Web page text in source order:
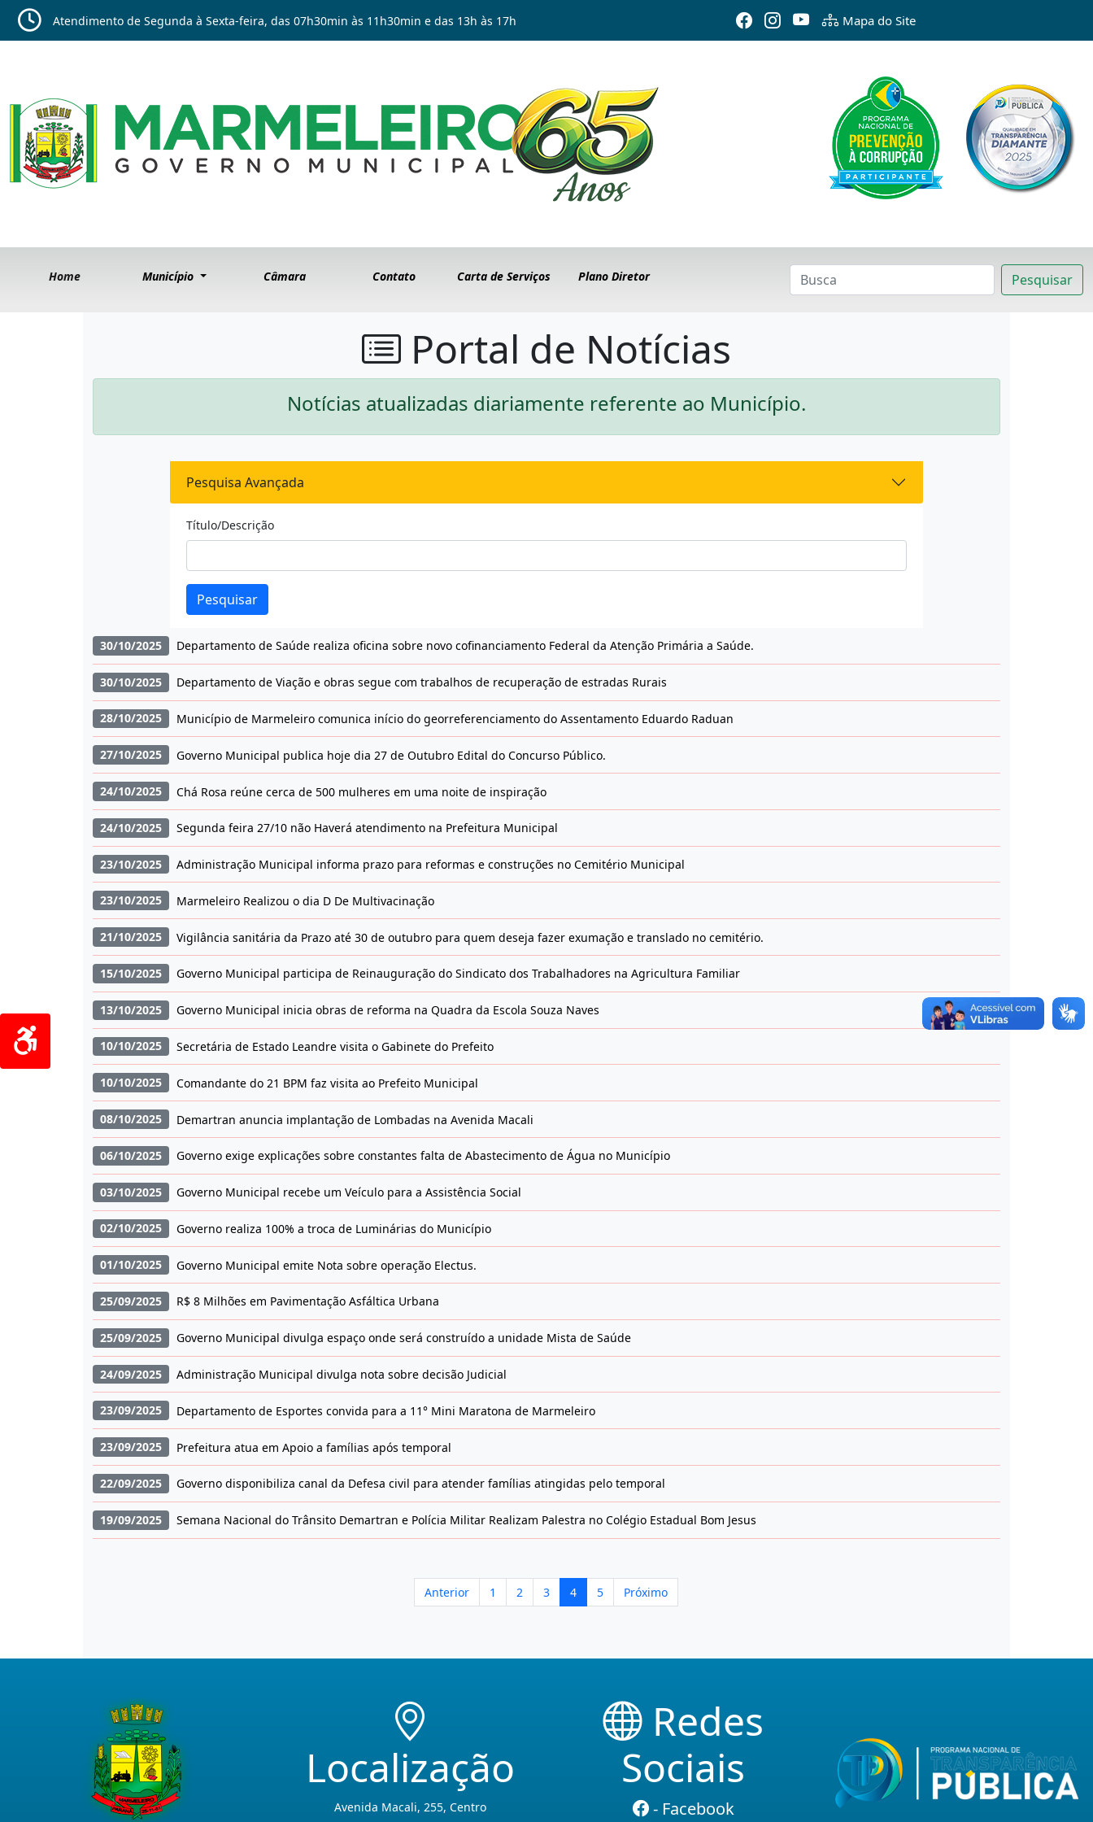
Atendimento de Segunda à Sexta-feira, das 07h30min às 11h30min e das 13h às 17h Mapa do Site
Home Município Câmara Contato Carta de Serviços Plano Diretor Pesquisar
Portal de Notícias
Notícias atualizadas diariamente referente ao Município.
Pesquisa Avançada
Título/Descrição
Pesquisar
30/10/2025 Departamento de Saúde realiza oficina sobre novo cofinanciamento Federal da Atenção Primária a Saúde.
30/10/2025 Departamento de Viação e obras segue com trabalhos de recuperação de estradas Rurais
28/10/2025 Município de Marmeleiro comunica início do georreferenciamento do Assentamento Eduardo Raduan
27/10/2025 Governo Municipal publica hoje dia 27 de Outubro Edital do Concurso Público.
24/10/2025 Chá Rosa reúne cerca de 500 mulheres em uma noite de inspiração
24/10/2025 Segunda feira 27/10 não Haverá atendimento na Prefeitura Municipal
23/10/2025 Administração Municipal informa prazo para reformas e construções no Cemitério Municipal
23/10/2025 Marmeleiro Realizou o dia D De Multivacinação
21/10/2025 Vigilância sanitária da Prazo até 30 de outubro para quem deseja fazer exumação e translado no cemitério.
15/10/2025 Governo Municipal participa de Reinauguração do Sindicato dos Trabalhadores na Agricultura Familiar
13/10/2025 Governo Municipal inicia obras de reforma na Quadra da Escola Souza Naves
10/10/2025 Secretária de Estado Leandre visita o Gabinete do Prefeito
10/10/2025 Comandante do 21 BPM faz visita ao Prefeito Municipal
08/10/2025 Demartran anuncia implantação de Lombadas na Avenida Macali
06/10/2025 Governo exige explicações sobre constantes falta de Abastecimento de Água no Município
03/10/2025 Governo Municipal recebe um Veículo para a Assistência Social
02/10/2025 Governo realiza 100% a troca de Luminárias do Município
01/10/2025 Governo Municipal emite Nota sobre operação Electus.
25/09/2025 R$ 8 Milhões em Pavimentação Asfáltica Urbana
25/09/2025 Governo Municipal divulga espaço onde será construído a unidade Mista de Saúde
24/09/2025 Administração Municipal divulga nota sobre decisão Judicial
23/09/2025 Departamento de Esportes convida para a 11° Mini Maratona de Marmeleiro
23/09/2025 Prefeitura atua em Apoio a famílias após temporal
22/09/2025 Governo disponibiliza canal da Defesa civil para atender famílias atingidas pelo temporal
19/09/2025 Semana Nacional do Trânsito Demartran e Polícia Militar Realizam Palestra no Colégio Estadual Bom Jesus
Anterior 1 2 3 4 5 Próximo
Localização
Avenida Macali, 255, Centro
Redes
Sociais
- Facebook